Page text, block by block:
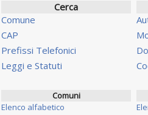
Cerca
Comune
CAP
Prefissi Telefonici
Leggi e Statuti
Comuni
Elenco alfabetico